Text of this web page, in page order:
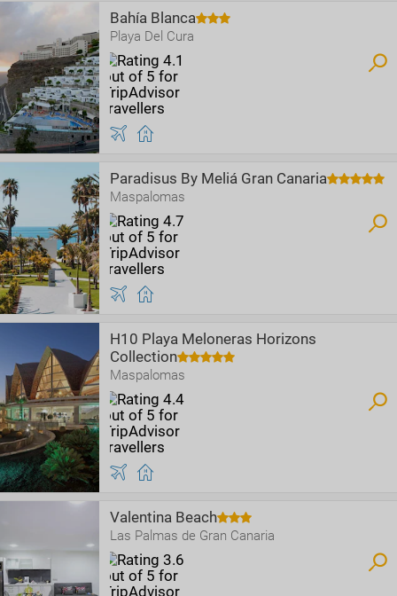
Bahía Blanca
Playa Del Cura
Paradisus By Meliá Gran Canaria
Maspalomas
H10 Playa Meloneras Horizons
Collection
Maspalomas
Valentina Beach
Las Palmas de Gran Canaria